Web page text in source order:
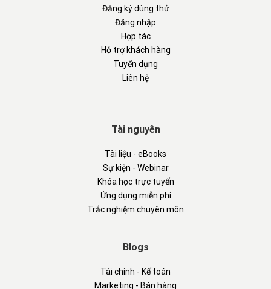
Đăng ký dùng thử
Đăng nhập
Hợp tác
Hỗ trợ khách hàng
Tuyển dụng
Liên hệ
Tài nguyên
Tài liệu - eBooks
Sự kiện - Webinar
Khóa học trực tuyến
Ứng dụng miễn phí
Trắc nghiệm chuyên môn
Blogs
Tài chính - Kế toán
Marketing - Bán hàng